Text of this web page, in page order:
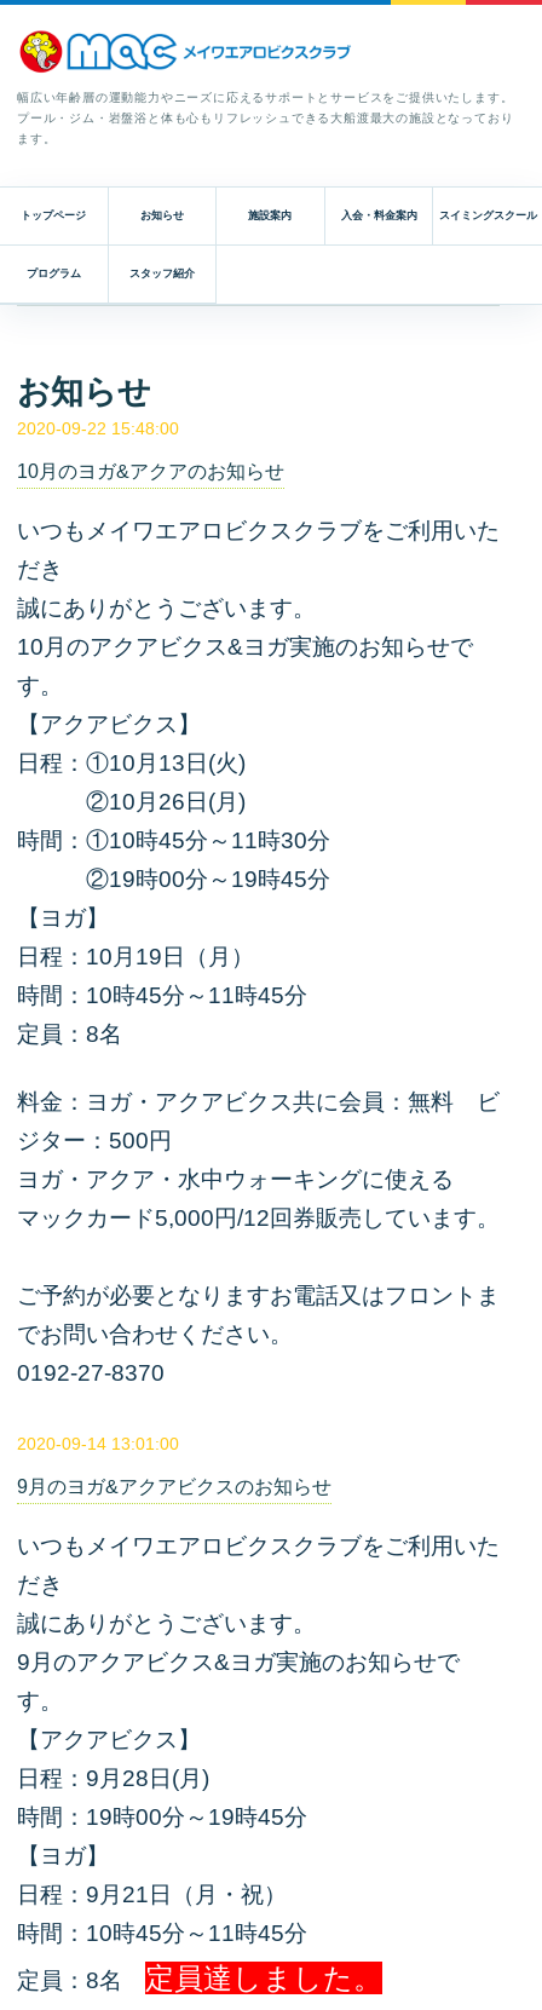
幅広い年齢層の運動能力やニーズに応えるサポートとサービスをご提供いたします。
プール・ジム・岩盤浴と体も心もリフレッシュできる大船渡最大の施設となっており
ます。
トップページ お知らせ 施設案内 入会・料金案内 スイミングスクール
プログラム スタッフ紹介
お知らせ
2020-09-22 15:48:00
10月のヨガ&アクアのお知らせ
いつもメイワエアロビクスクラブをご利用いた
だき
誠にありがとうございます。
10月のアクアビクス&ヨガ実施のお知らせで
す。
【アクアビクス】
日程：①10月13日(火)
②10月26日(月)
時間：①10時45分～11時30分
②19時00分～19時45分
【ヨガ】
日程：10月19日（月）
時間：10時45分～11時45分
定員：8名
料金：ヨガ・アクアビクス共に会員：無料 ビ
ジター：500円
ヨガ・アクア・水中ウォーキングに使える
マックカード5,000円/12回券販売しています。
ご予約が必要となりますお電話又はフロントま
でお問い合わせください。
0192-27-8370
2020-09-14 13:01:00
9月のヨガ&アクアビクスのお知らせ
いつもメイワエアロビクスクラブをご利用いた
だき
誠にありがとうございます。
9月のアクアビクス&ヨガ実施のお知らせで
す。
【アクアビクス】
日程：9月28日(月)
時間：19時00分～19時45分
【ヨガ】
日程：9月21日（月・祝）
時間：10時45分～11時45分
定員：8名 定員達しました。